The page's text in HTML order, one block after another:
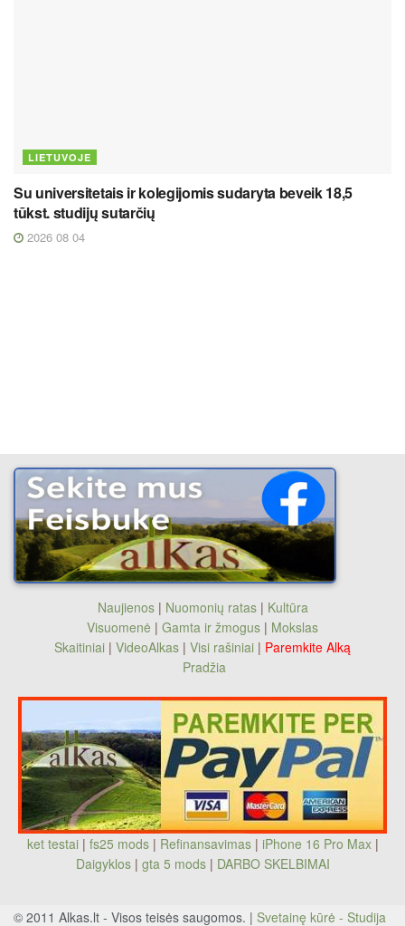
LIETUVOJE
Su universitetais ir kolegijomis sudaryta beveik 18,5
tūkst. studijų sutarčių
2026 08 04
Naujienos| Nuomonių ratas| Kultūra
Visuomenė | Gamta ir žmogus | Mokslas
Skaitiniai | VideoAlkas | Visi rašiniai | Paremkite Alką
Pradžia
ket testai | fs25 mods| Refinansavimas| iPhone 16 Pro Max|
Daigyklos| gta 5 mods | DARBO SKELBIMAI
© 2011 Alkas.lt - Visos teisės saugomos. | Svetainę kūrė - Studija